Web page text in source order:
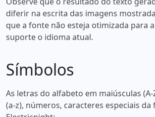
diferir na escrita das imagens
que a fonte não esteja otimizada para
suporte o idioma atual.
Símbolos
As letras do alfabeto em maiúsculas
(a-z), números, caracteres especiais da